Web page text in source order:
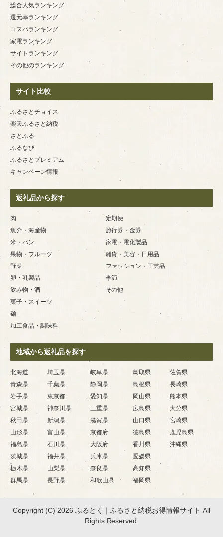
総合人気ランキング
還元率ランキング
コスパランキング
家電ランキング
サイトランキング
その他のランキング
サイト比較
ふるさとチョイス
楽天ふるさと納税
さとふる
ふるなび
ふるさとプレミアム
キャンペーン情報
返礼品から探す
肉
魚介・海産物
米・パン
果物・フルーツ
野菜
卵・乳製品
飲み物・酒
菓子・スイーツ
麺
加工食品・調味料
定期便
旅行券・金券
家電・電化製品
雑貨・美容・日用品
ファッション・工芸品
季節
その他
地域から返礼品を探す
北海道
青森県
岩手県
宮城県
秋田県
山形県
福島県
茨城県
栃木県
群馬県
埼玉県
千葉県
東京都
神奈川県
新潟県
富山県
石川県
福井県
山梨県
長野県
岐阜県
静岡県
愛知県
三重県
滋賀県
京都府
大阪府
兵庫県
奈良県
和歌山県
鳥取県
島根県
岡山県
広島県
山口県
徳島県
香川県
愛媛県
高知県
福岡県
佐賀県
長崎県
熊本県
大分県
宮崎県
鹿児島県
沖縄県
Copyright (C) 2026 ふるとく｜ふるさと納税お得情報サイト All
Rights Reserved.